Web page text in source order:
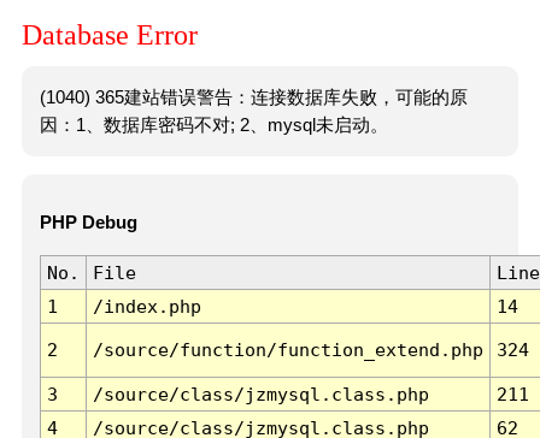
Database Error
(1040) 365建站错误警告：连接数据库失败，可能的原
因：1、数据库密码不对; 2、mysql未启动。
PHP Debug
No. File
Line
1
/index.php 14
2 /source/function/function_extend.php 324
3 /source/class/jzmysql.class.php
211
4
/source/class/jzmysql.class.php
62